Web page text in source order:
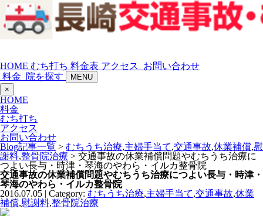
HOME むち打ち 料金表 アクセス
お問い合わせ
料金
院を探す
MENU
×
HOME
料金
むち打ち
アクセス
お問い合わせ
Blog記事一覧 > むちうち治療,主婦手当て,交通事故,休業補償,慰
謝料,整骨院治療 > 交通事故の休業補償問題やむちうち治療に
つよい長与・時津・琴海のやわら・イルカ整骨院
交通事故の休業補償問題やむちうち治療につよい長与・時津・
琴海のやわら・イルカ整骨院
2016.07.05 | Category: むちうち治療,主婦手当て,交通事故,休業
補償,慰謝料,整骨院治療